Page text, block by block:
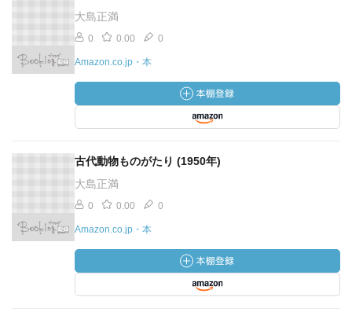
大島正満
0 0.00 0
Amazon.co.jp・本
古代動物ものがたり (1950年)
大島正満
0 0.00 0
Amazon.co.jp・本